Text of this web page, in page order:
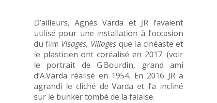
D’ailleurs, Agnès Varda et JR l’avaient
utilisé pour une installation à l’occasion
du film Visages, Villages que la cinéaste et
le plasticien ont coréalisé en 2017. (voir
le portrait de G.Bourdin, grand ami
d’A.Varda réalisé en 1954. En 2016 JR a
agrandi le cliché de Varda et l’a incliné
sur le bunker tombé de la falaise.
Je suis d'accord avec laPolitique de
confidentialité
« Vous souhaitez rester informé(e) de nos
activités et recevoir nos offres commerciales.
En renseignant votre e-mail, vous acceptez